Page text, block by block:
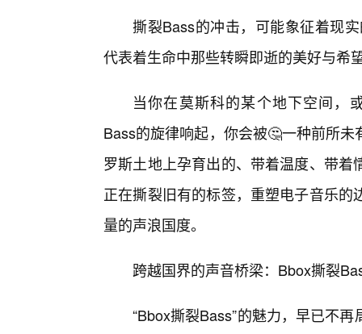
撕裂Bass的冲击，可能象征着现
代表着生命中那些转瞬即逝的美好与希
当你在莫斯科的某个地下空间，
Bass的旋律响起，你会被🤔一种前所
罗斯土地上孕育出的、带着温度、带
正在撕裂旧有的标签，重塑电子音乐
量的声浪国度。
跨越国界的声音桥梁：Bbox撕裂
“Bbox撕裂Bass”的魅力，早已不